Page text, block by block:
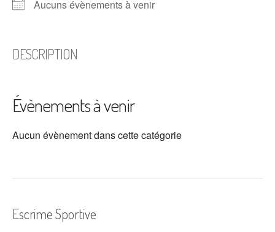
Aucuns évènements à venir
DESCRIPTION
Évènements à venir
Aucun évènement dans cette catégorie
Escrime Sportive